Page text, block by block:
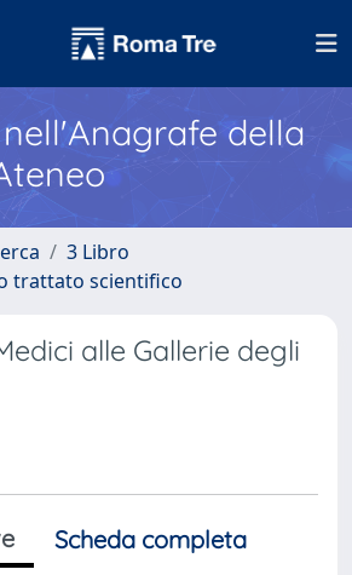
della
3 Libro
trattato scientifico
alle Gallerie degli
Scheda completa